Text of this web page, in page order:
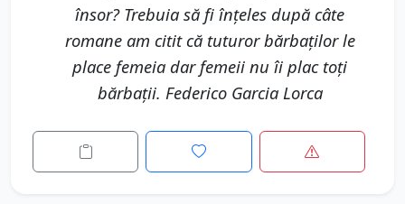
însor? Trebuia să fi înţeles după câte
romane am citit că tuturor bărbaţilor le
place femeia dar femeii nu îi plac toţi
bărbaţii. Federico Garcia Lorca